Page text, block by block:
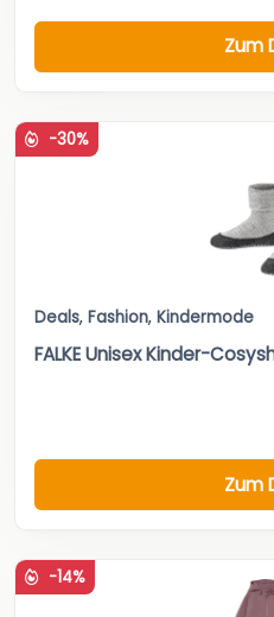
Zum
-30%
Deals, Fashion, Kindermode
FALKE Unisex Kinder-
Zum
-14%